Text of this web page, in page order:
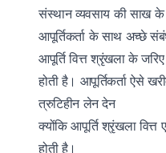
संस्थान व्यवसाय की साख के
आपूर्तिकर्ता के साथ अच्छे
आपूर्ति वित्त श्रृंखला के
होती है। आपूर्तिकर्ता ऐसे
त्रुटिहीन लेन देन
क्योंकि आपूर्ति श्रृंखला
होती है।